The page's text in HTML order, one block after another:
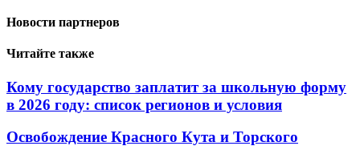
Новости партнеров
Читайте также
Кому государство заплатит за школьную форму
в 2026 году: список регионов и условия
Освобождение Красного Кута и Торского